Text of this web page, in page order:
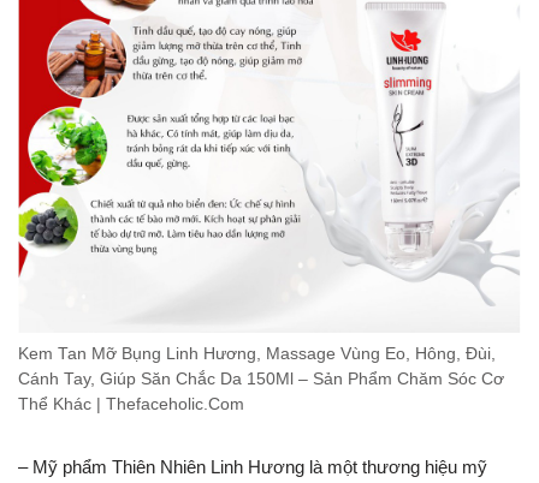
Kem Tan Mỡ Bụng Linh Hương, Massage Vùng Eo, Hông, Đùi,
Cánh Tay, Giúp Săn Chắc Da 150Ml – Sản Phẩm Chăm Sóc Cơ
Thể Khác | Thefaceholic.Com
– Mỹ phẩm Thiên Nhiên Linh Hương là một thương hiệu mỹ